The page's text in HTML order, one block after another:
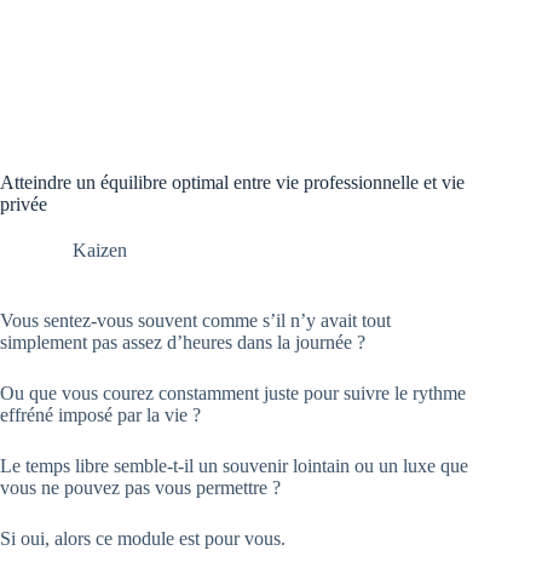
Atteindre un équilibre optimal entre vie professionnelle et vie
privée
Kaizen
Vous sentez-vous souvent comme s’il n’y avait tout
simplement pas assez d’heures dans la journée ?
Ou que vous courez constamment juste pour suivre le rythme
effréné imposé par la vie ?
Le temps libre semble-t-il un souvenir lointain ou un luxe que
vous ne pouvez pas vous permettre ?
Si oui, alors ce module est pour vous.